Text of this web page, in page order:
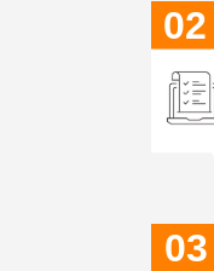
03
02